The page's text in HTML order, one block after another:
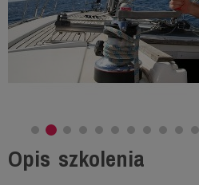
Opis szkolenia